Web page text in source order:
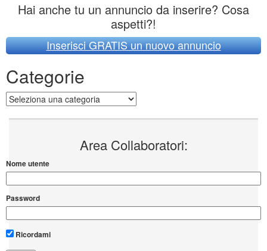
Hai anche tu un annuncio da inserire? Cosa
aspetti?!
Inserisci GRATIS un nuovo annuncio
Categorie
Categorie
Area Collaboratori:
Nome utente
Password
Ricordami